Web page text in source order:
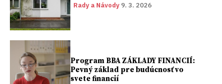
Rady a Návody 9. 3. 2026
Program BBA ZÁKLADY FINANCIÍ:
Pevný základ pre budúcnosť vo
svete financií